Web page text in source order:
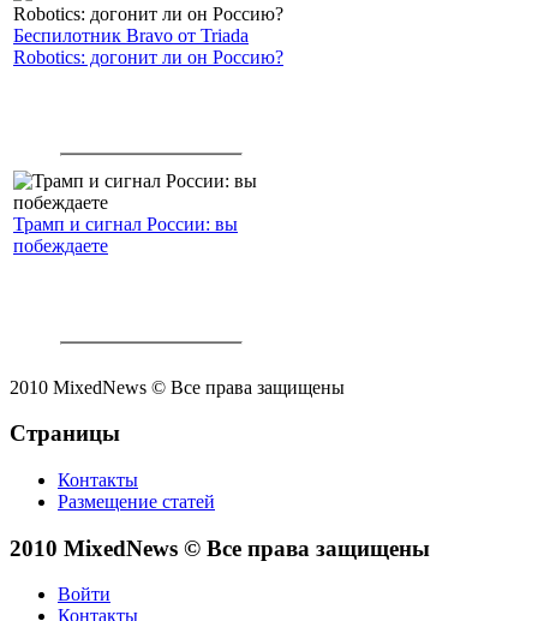
Беспилотник Bravo от Triada
Robotics: догонит ли он Россию?
Трамп и сигнал России: вы
побеждаете
2010 MixedNews © Все права защищены
Страницы
Контакты
Размещение статей
2010 MixedNews © Все права защищены
Войти
Контакты